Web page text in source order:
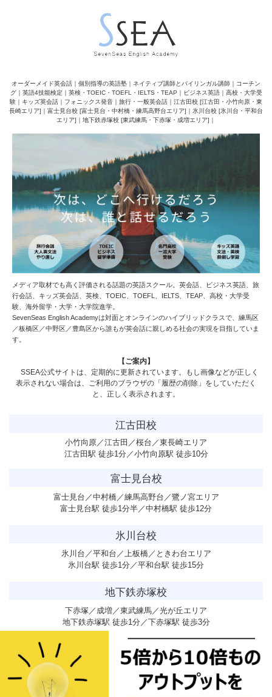
オーダーメイド英会話｜個別指導の英語塾｜ネイティブ講師とバイリンガル講師｜コーチン
グ｜英語4技能検定｜英検・TOEIC・TOEFL・IELTS・TEAP｜ビジネス英語｜高校・大学受
験｜キッズ英会話｜フォニックス発音｜旅行・一般英会話｜江古田校 [江古田・小竹向原・東
長崎エリア]｜富士見台校 [富士見台・中村橋・練馬高野台エリア]｜氷川台校 [氷川台・平和台
エリア]｜地下鉄赤塚校 [東武練馬・下赤塚・成増エリア]｜
メディア取材でも高く評価される話題の英語スクール。英会話、ビジネス英語、旅
行会話、キッズ英会話、英検、TOEIC、TOEFL、IELTS、TEAP、高校・大学受
験、海外留学・大学・大学院進学。
SevenSeas English Academyは対面とオンラインのハイブリッドクラスで、練馬区
／板橋区／中野区／豊島区から誰もが英会話に親しめる社会の実現を目指していま
す。
【ご案内】
SSEA公式サイトは、定期的に更新されています。もし画像などが正しく
表示されない場合は、ご利用のブラウザの「履歴の削除」をしていただく
と、正しく表示されます。
江古田校
小竹向原／江古田／桜台／東長崎エリア
江古田駅 徒歩1分／小竹向原駅 徒歩10分
富士見台校
富士見台／中村橋／練馬高野台／鷺ノ宮エリア
富士見台駅 徒歩1分半／中村橋駅 徒歩12分
氷川台校
氷川台／平和台／上板橋／ときわ台エリア
氷川台駅 徒歩1分／平和台駅 徒歩15分
地下鉄赤塚校
下赤塚／成増／東武練馬／光が丘エリア
地下鉄赤塚駅 徒歩1分／下赤塚駅 徒歩3分